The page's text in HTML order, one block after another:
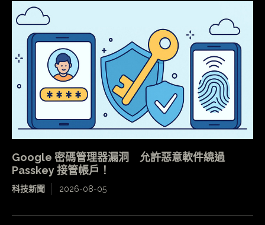
Google 密碼管理器漏洞 允許惡意軟件繞過
Passkey 接管帳戶！
科技新聞 2026-08-05